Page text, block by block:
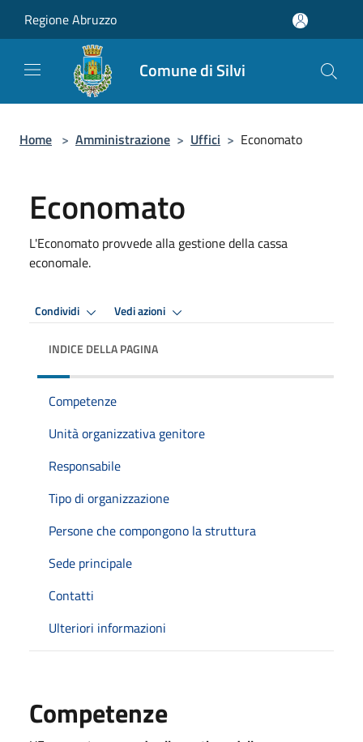
Regione Abruzzo
Comune di Silvi
Home > Amministrazione > Uffici > Economato
Economato
L'Economato provvede alla gestione della cassa
economale.
Condividi Vedi azioni
INDICE DELLA PAGINA
Competenze
Unità organizzativa genitore
Responsabile
Tipo di organizzazione
Persone che compongono la struttura
Sede principale
Contatti
Ulteriori informazioni
Competenze